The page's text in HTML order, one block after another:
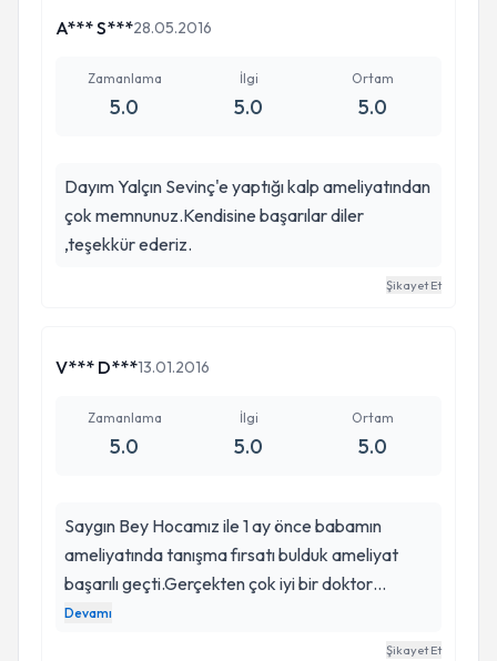
anne ve babası var.
A*** S***28.05.2016
Zamanlama
5.0
İlgi
5.0
Ortam
5.0
Dayım Yalçın Sevinç'e yaptığı kalp ameliyatından
çok memnunuz.Kendisine başarılar diler
,teşekkür ederiz.
Şikayet Et
V*** D***13.01.2016
Zamanlama
5.0
İlgi
5.0
Ortam
5.0
Saygın Bey Hocamız ile 1 ay önce babamın
ameliyatında tanışma fırsatı bulduk ameliyat
başarılı geçti.Gerçekten çok iyi bir doktor
olduğunu hem kendimiz hem hastane personeli
hem de sosyal medyada yazılanlar dan teyit
Devamı
Şikayet Et